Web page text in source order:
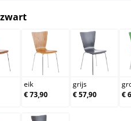
zwartselect
eik
eik
€ 73,90
grijs
grijs
€ 57,90
€